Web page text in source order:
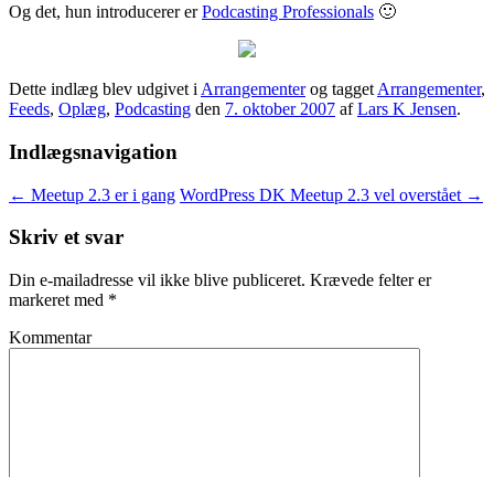
Og det, hun introducerer erPodcasting Professionals 🙂
Dette indlæg blev udgivet i Arrangementerog tagget Arrangementer,
Feeds, Oplæg, Podcasting den 7. oktober 2007 afLars K Jensen.
Indlægsnavigation
← Meetup 2.3 er i gang WordPress DK Meetup 2.3 vel overstået →
Skriv et svar
Din e-mailadresse vil ikke blive publiceret. Krævede felter er
markeret med *
Kommentar